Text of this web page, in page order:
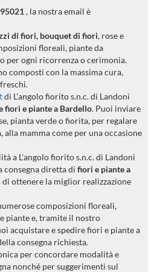
, la nostra email è
di fiori, bouquet di fiori, rose e
floreali, piante da
per ogni ricorrenza o cerimonia.
composti con la massima cura,
di L'angolo fiorito s.n.c. di Landoni
fiori e piante a Bardello. Puoi inviare
pianta verde o fiorita, per regalare
alla mamma come per una occasione
a L'angolo fiorito s.n.c. di Landoni
consegna diretta di fiori e piante a
di ottenere la miglior realizzazione
composizioni floreali,
piante e, tramite il nostro
acquistare e spedire fiori e piante a
consegna richiesta.
per concordare modalità e
nonché per suggerimenti sul